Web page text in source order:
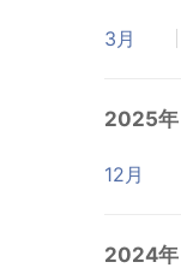
3月
2025年
12月
2024年